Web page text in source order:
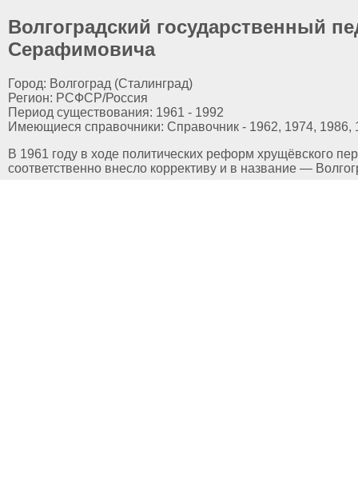
Волгоградский государственный
Серафимовича
Город: Волгоград (Сталинград)
Регион: РСФСР/Россия
Период существования: 1961 - 1992
Имеющиеся справочники: Справочник - 1962, 1974, 1986,
В 1961 году в ходе политических реформ хрущёвского
соответственно внесло коррективу и в название —